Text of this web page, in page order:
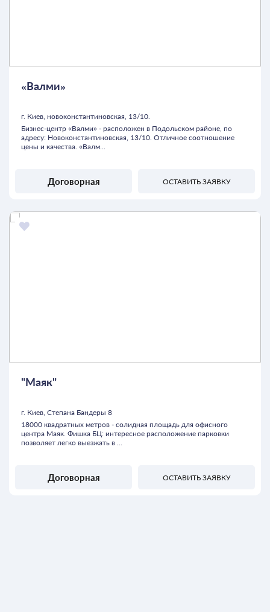
«Валми»
г. Киев, новоконстантиновская, 13/10.
Бизнес-центр «Валми» - расположен в Подольском районе, по
адресу: Новоконстантиновская, 13/10. Отличное соотношение
цены и качества. «Валм...
Договорная ОСТАВИТЬ ЗАЯВКУ
"Маяк"
г. Киев, Степана Бандеры 8
18000 квадратных метров - солидная площадь для офисного
центра Маяк. Фишка БЦ: интересное расположение парковки
позволяет легко выезжать в ...
Договорная ОСТАВИТЬ ЗАЯВКУ